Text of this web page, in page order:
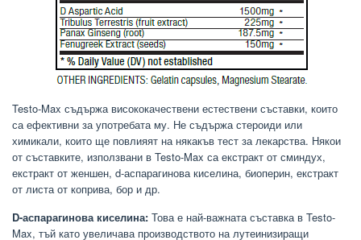
Testo-Max съдържа висококачествени естествени съставки, които
са ефективни за употребата му. Не съдържа стероиди или
химикали, които ще повлияят на някакъв тест за лекарства. Някои
от съставките, използвани в Testo-Max са екстракт от сминдух,
екстракт от женшен, d-аспарагинова киселина, биоперин, екстракт
от листа от коприва, бор и др.
D-аспарагинова киселина: Това е най-важната съставка в Testo-
Max, тъй като увеличава производството на лутеинизиращи